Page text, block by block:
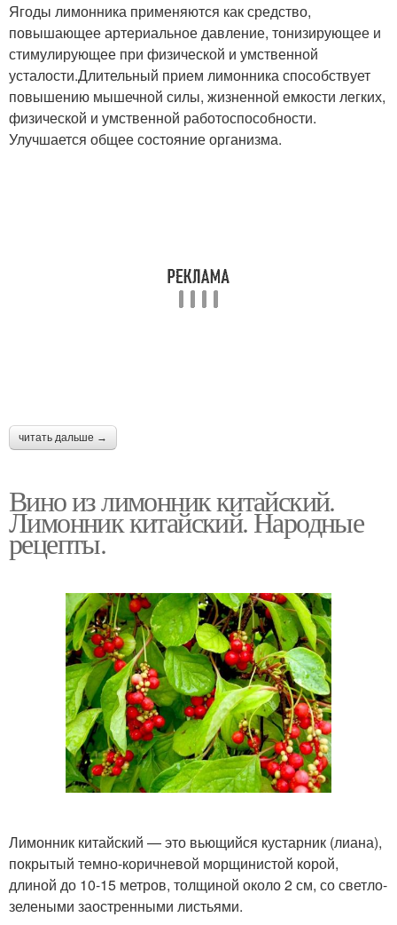
Ягоды лимонника применяются как средство,
повышающее артериальное давление, тонизирующее и
стимулирующее при физической и умственной
усталости.Длительный прием лимонника способствует
повышению мышечной силы, жизненной емкости легких,
физической и умственной работоспособности.
Улучшается общее состояние организма.
читать дальше →
Вино из лимонник китайский.
Лимонник китайский. Народные
рецепты.
Лимонник китайский — это вьющийся кустарник (лиана),
покрытый темно-коричневой морщинистой корой,
длиной до 10-15 метров, толщиной около 2 см, со светло-
зелеными заостренными листьями.